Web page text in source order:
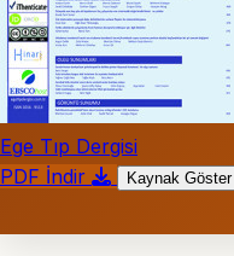
Ege Tıp Dergisi
PDF İndir
Kaynak Göster